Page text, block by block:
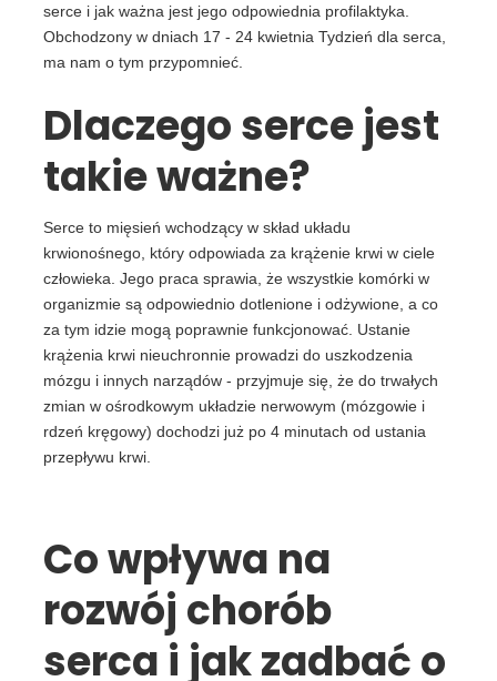
serce i jak ważna jest jego odpowiednia profilaktyka.
Obchodzony w dniach 17 - 24 kwietnia Tydzień dla serca,
ma nam o tym przypomnieć.
Dlaczego serce jest
takie ważne?
Serce to mięsień wchodzący w skład układu
krwionośnego, który odpowiada za krążenie krwi w ciele
człowieka. Jego praca sprawia, że wszystkie komórki w
organizmie są odpowiednio dotlenione i odżywione, a co
za tym idzie mogą poprawnie funkcjonować. Ustanie
krążenia krwi nieuchronnie prowadzi do uszkodzenia
mózgu i innych narządów - przyjmuje się, że do trwałych
zmian w ośrodkowym układzie nerwowym (mózgowie i
rdzeń kręgowy) dochodzi już po 4 minutach od ustania
przepływu krwi.
Co wpływa na
rozwój chorób
serca i jak zadbać o